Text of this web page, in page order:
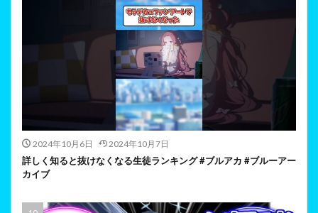
2024年10月6日 2024年10月7日
詳しく知ると抜けなくなる生徒ランキング #ブルアカ #ブルーアー
カイブ